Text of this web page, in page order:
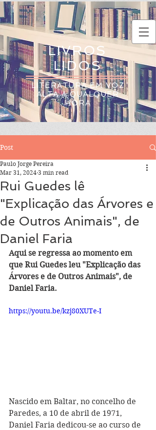
LIVROS
LIDOS
LITERATURA EM VOZ
ALTA A QUALQUER
HORA
Post
Rui Guedes lê
"Explicação das Árvores e
de Outros Animais", de
Daniel Faria
Paulo Jorge Pereira
Mar 31, 2024 3 min read
Aqui se regressa ao momento em
que Rui Guedes leu "Explicação das
Árvores e de Outros Animais", de
Daniel Faria.
https://youtu.be/kzj80XUTe-I
Nascido em Baltar, no concelho de
Paredes, a 10 de abril de 1971,
Daniel Faria dedicou-se ao curso de